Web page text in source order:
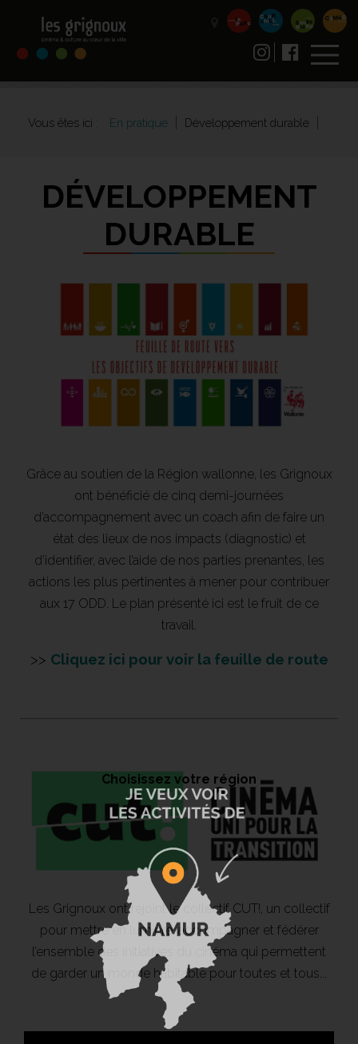
Vous êtes ici : En pratique Développement durable
DÉVELOPPEMENT
DURABLE
Grâce au soutien de la Région wallonne, les Grignoux
ont bénéficié de cinq demi-journées
d’accompagnement avec un coach afin de faire un
état des lieux de nos impacts (diagnostic) et
d’identifier, avec l’aide de nos parties prenantes, les
actions les plus pertinentes à mener pour contribuer
aux 17 ODD. Le plan présenté ici est le fruit de ce
travail.
>> Cliquez ici pour voir la feuille de route
Les Grignoux ont rejoint le collectif CUT!, un collectif
pour mettre en lumière, accompagner et fédérer
l’ensemble des initiatives du cinéma qui permettent
de garder un monde habitable pour toutes et tous...
Choisissez votre région